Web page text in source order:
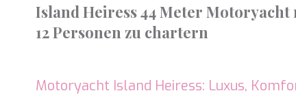
Island Heiress 44 Meter
12 Personen zu chartern
Motoryacht Island Heiress: Luxus,